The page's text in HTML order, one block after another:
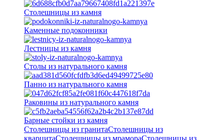
Столешницы из камня
Каменные подоконники
Лестницы из камня
Столы из натурального камня
Панно из натурального камня
Раковины из натурального камня
Барные стойки из камня
Столешницы из гранитаСтолешницы из
кварцитаСтолешницы из мрамораСтолешницы из